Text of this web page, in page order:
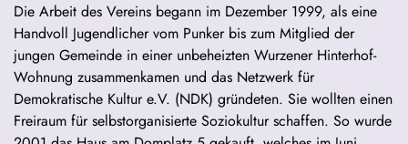
Die Arbeit des Vereins begann im Dezember 1999, als eine
Handvoll Jugendlicher vom Punker bis zum Mitglied der
jungen Gemeinde in einer unbeheizten Wurzener Hinterhof-
Wohnung zusammenkamen und das Netzwerk für
Demokratische Kultur e.V. (NDK) gründeten. Sie wollten einen
Freiraum für selbstorganisierte Soziokultur schaffen. So wurde